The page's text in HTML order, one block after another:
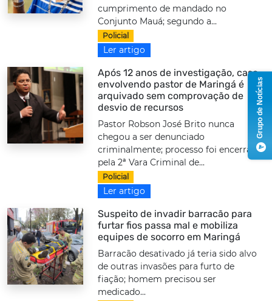
cumprimento de mandado no
Conjunto Mauá; segundo a...
Policial
Ler artigo
Após 12 anos de investigação, caso
envolvendo pastor de Maringá é
arquivado sem comprovação de
desvio de recursos
Pastor Robson José Brito nunca
chegou a ser denunciado
criminalmente; processo foi encerrado
pela 2ª Vara Criminal de...
Policial
Ler artigo
Suspeito de invadir barracão para
furtar fios passa mal e mobiliza
equipes de socorro em Maringá
Barracão desativado já teria sido alvo
de outras invasões para furto de
fiação; homem precisou ser
medicado...
Grupo de Notícias